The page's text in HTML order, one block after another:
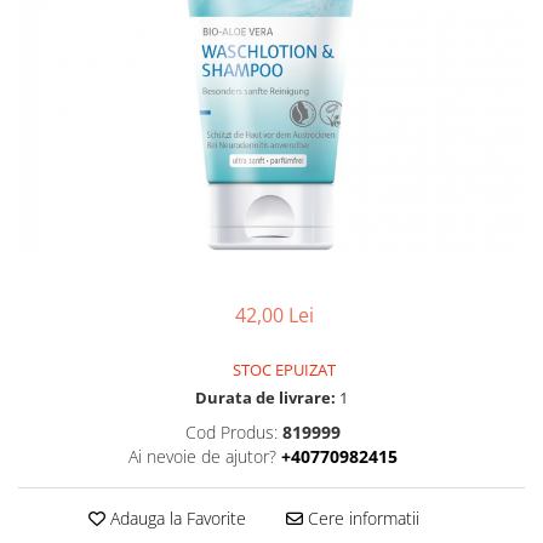
Ciocolata, cacao si cafea
Sare si mixuri de sare
42,00 Lei
STOC EPUIZAT
Durata de livrare: 1
Cod Produs: 819999
Ai nevoie de ajutor? +40770982415
Adauga la Favorite Cere informatii